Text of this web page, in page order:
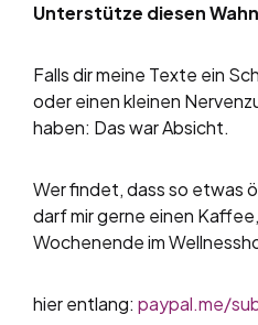
Unterstütze diesen
Falls dir meine Texte ein
oder einen kleinen
haben: Das war Absicht.
Wer findet, dass so etwas
darf mir gerne einen
Wochenende im
hier entlang: paypal.me/